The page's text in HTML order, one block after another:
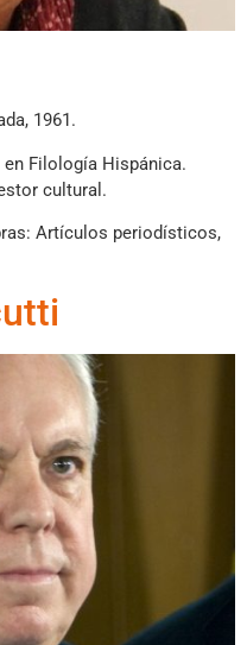
1961.
Filología Hispánica.
cultural.
Artículos periodísticos,